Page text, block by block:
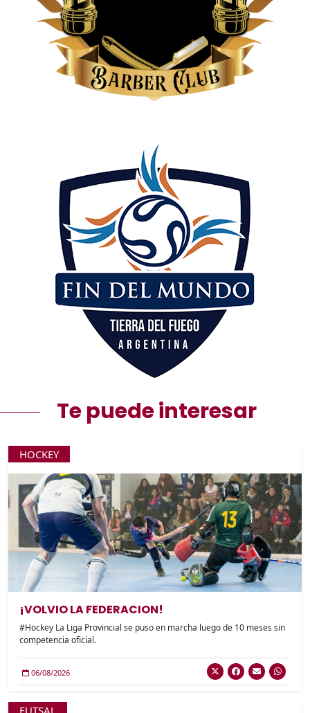
Te puede interesar
HOCKEY
¡VOLVIO LA FEDERACION!
#Hockey La Liga Provincial se puso en marcha luego de 10 meses sin
competencia oficial.
06/08/2026
FUTSAL